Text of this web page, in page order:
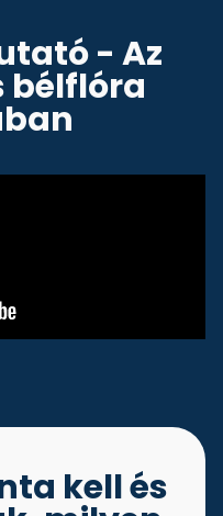
- Az
bélflóra
kell és